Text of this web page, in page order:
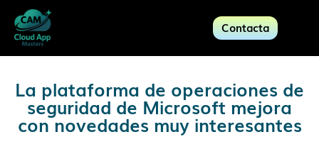
Contacta
La plataforma de operaciones de
seguridad de Microsoft mejora
con novedades muy interesantes